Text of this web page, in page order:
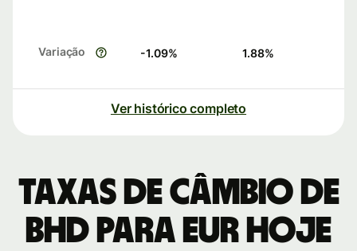
Variação -1.09% 1.88%
Ver histórico completo
Taxas de câmbio de
BHD para EUR hoje